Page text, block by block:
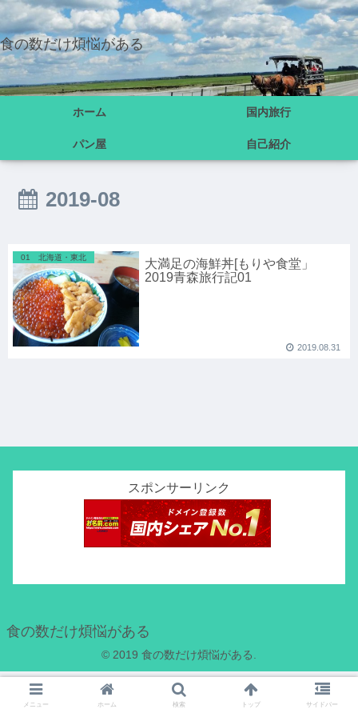
食の数だけ煩悩がある
ホーム 国内旅行
パン屋 自己紹介
2019-08
01 北海道・東北
大満足の海鮮丼[もりや食堂」
2019青森旅行記01
2019.08.31
スポンサーリンク
食の数だけ煩悩がある
© 2019 食の数だけ煩悩がある.
メニュー ホーム 検索 トップ サイドバー